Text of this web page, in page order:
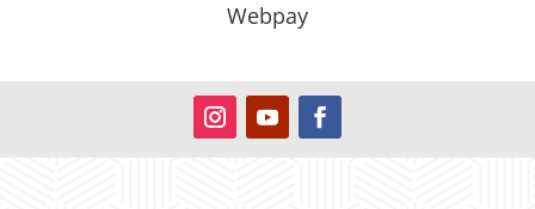
Webpay